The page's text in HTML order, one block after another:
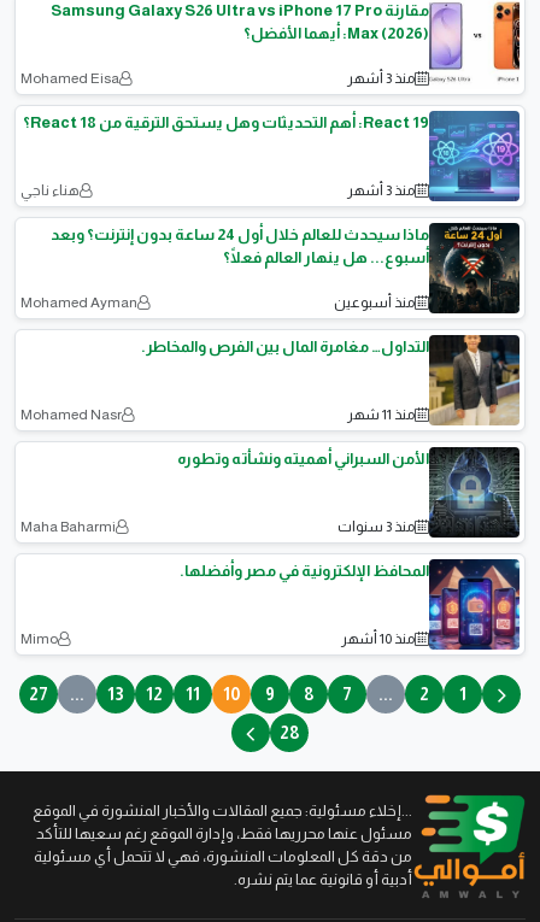
مقارنة Samsung Galaxy S26 Ultra vs iPhone 17 Pro
Max (2026): أيهما الأفضل؟
منذ 3 أشهر Mohamed Eisa
React 19: أهم التحديثات وهل يستحق الترقية من React 18؟
منذ 3 أشهر هناء ناجي
ماذا سيحدث للعالم خلال أول 24 ساعة بدون إنترنت؟ وبعد
أسبوع... هل ينهار العالم فعلًا؟
منذ أسبوعين Mohamed Ayman
التداول… مغامرة المال بين الفرص والمخاطر.
منذ 11 شهر Mohamed Nasr
الأمن السبراني أهميته ونشأته وتطوره
منذ 3 سنوات Maha Baharmi
المحافظ الإلكترونية في مصر وأفضلها.
منذ 10 أشهر Mimo
1
2
...
7
8
9
10
11
12
13
...
27
28
...إخلاء مسئولية: جميع المقالات والأخبار المنشورة في الموقع
مسئول عنها محرريها فقط، وإدارة الموقع رغم سعيها للتأكد
من دقة كل المعلومات المنشورة، فهي لا تتحمل أي مسئولية
أدبية أو قانونية عما يتم نشره.